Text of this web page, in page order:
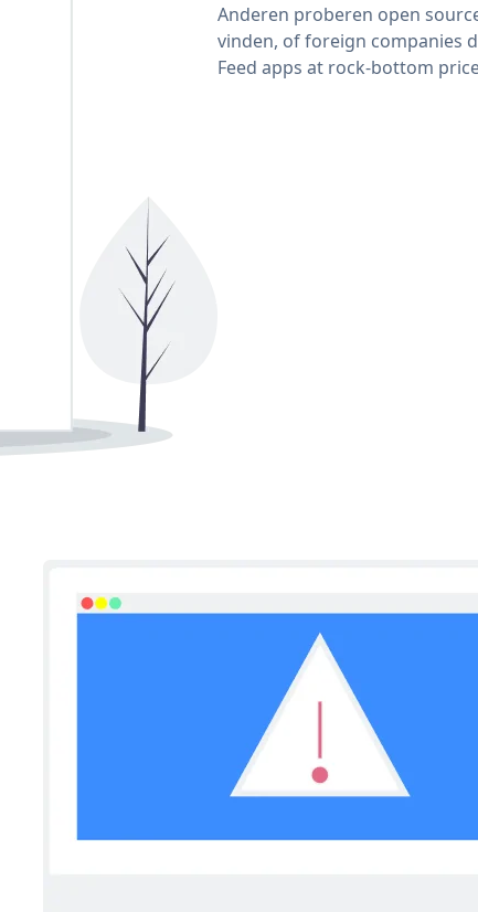
Anderen proberen open
vinden, of foreign companies
Feed apps at rock-bottom